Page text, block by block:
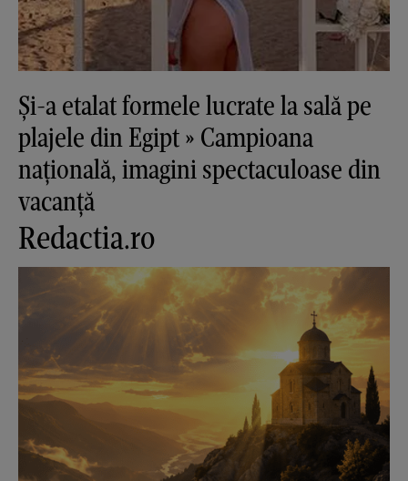
Și-a etalat formele lucrate la sală pe
plajele din Egipt » Campioana
națională, imagini spectaculoase din
vacanță
Redactia.ro